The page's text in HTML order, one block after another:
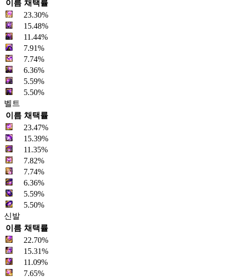
이름 채택률
23.30%
15.48%
11.44%
7.91%
7.74%
6.36%
5.59%
5.50%
벨트
이름 채택률
23.47%
15.39%
11.35%
7.82%
7.74%
6.36%
5.59%
5.50%
신발
이름 채택률
22.70%
15.31%
11.09%
7.65%